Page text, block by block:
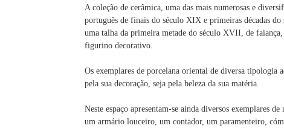
A coleção de cerâmica, uma das mais numerosas e
português de finais do século XIX e primeiras décadas do
uma talha da primeira metade do século XVII, de
figurino decorativo.
Os exemplares de porcelana oriental de diversa tipologia
pela sua decoração, seja pela beleza da sua matéria.
Neste espaço apresentam-se ainda diversos exemplares
um armário louceiro, um contador, um paramenteiro,